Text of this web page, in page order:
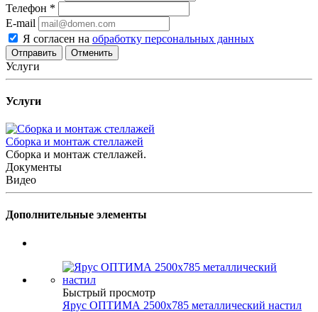
Телефон *
E-mail
Я согласен на обработку персональных данных
Отменить
Услуги
Услуги
Сборка и монтаж стеллажей
Сборка и монтаж стеллажей.
Документы
Видео
Дополнительные элементы
Быстрый просмотр
Ярус ОПТИМА 2500x785 металлический настил